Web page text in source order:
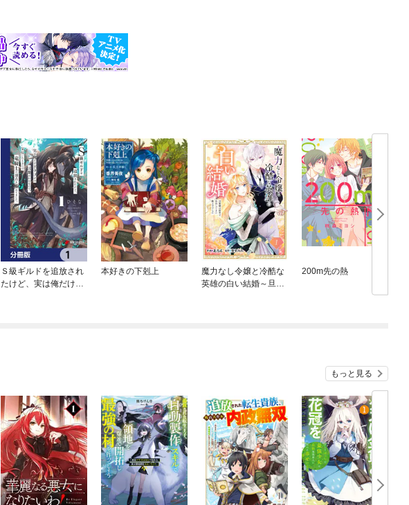
Ｓ級ギルドを追放され
たけど、実は俺だけド
本好きの下剋上
魔力なし令嬢と冷酷な
英雄の白い結婚～旦那
200m先の熱
もっと見る